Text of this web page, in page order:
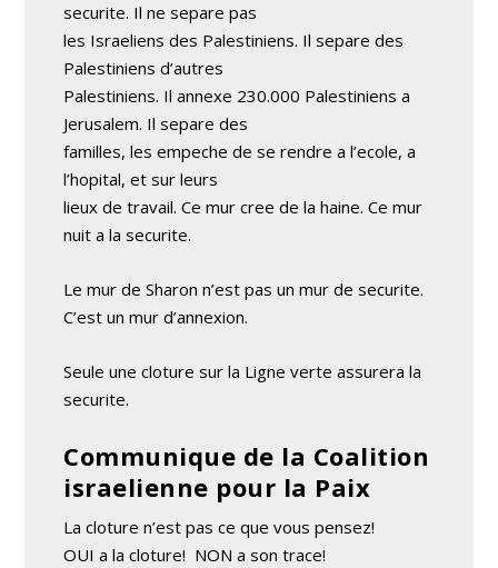
securite. Il ne separe pas
les Israeliens des Palestiniens. Il separe des
Palestiniens d’autres
Palestiniens. Il annexe 230.000 Palestiniens a
Jerusalem. Il separe des
familles, les empeche de se rendre a l’ecole, a
l’hopital, et sur leurs
lieux de travail. Ce mur cree de la haine. Ce mur
nuit a la securite.
Le mur de Sharon n’est pas un mur de securite.
C’est un mur d’annexion.
Seule une cloture sur la Ligne verte assurera la
securite.
Communique de la Coalition
israelienne pour la Paix
La cloture n’est pas ce que vous pensez!
OUI a la cloture! ­ NON a son trace!